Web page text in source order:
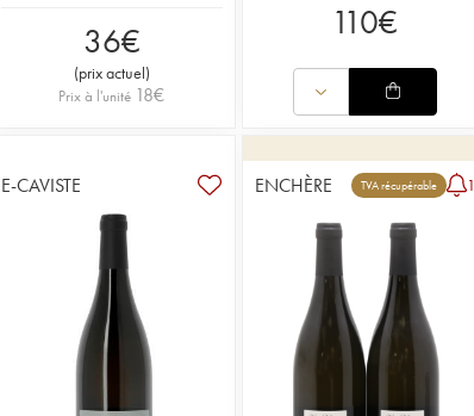
36€
(prix actuel)
Prix à l'unité 18€
110€
E-CAVISTE ENCHÈRE TVA récupérable 1